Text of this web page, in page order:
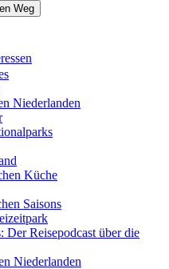
Weg
Niederlanden
Küche
Saisons
Der Reisepodcast über die
Niederlanden